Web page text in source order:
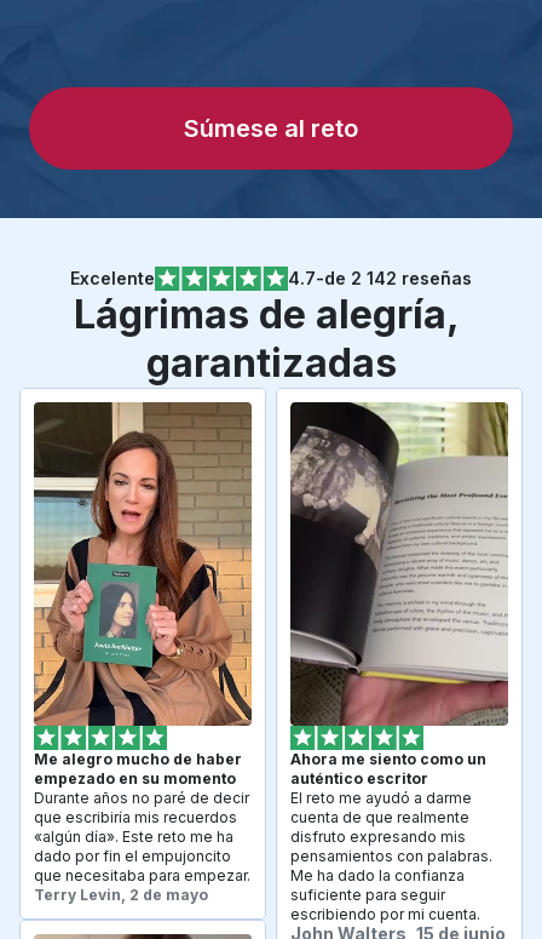
Súmese al reto
Excelente 4.7-de 2 142 reseñas
Lágrimas de alegría,
garantizadas
Me alegro mucho de haber
empezado en su momento
Durante años no paré de decir
que escribiría mis recuerdos
«algún día». Este reto me ha
dado por fin el empujoncito
que necesitaba para empezar.
Terry Levin, 2 de mayo
Ahora me siento como un
auténtico escritor
El reto me ayudó a darme
cuenta de que realmente
disfruto expresando mis
pensamientos con palabras.
Me ha dado la confianza
suficiente para seguir
escribiendo por mi cuenta.
John Walters, 15 de junio